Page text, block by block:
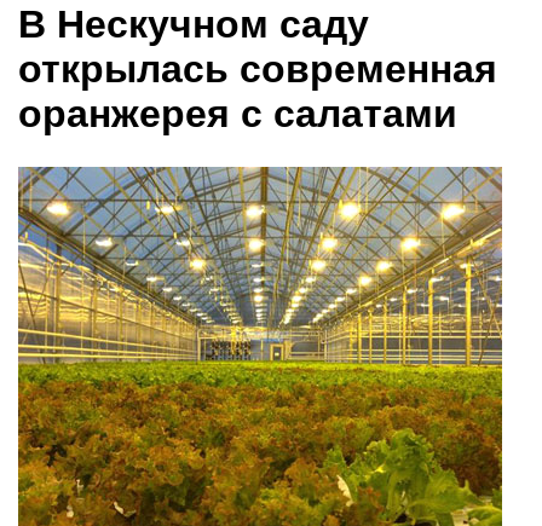
В Нескучном саду
открылась современная
оранжерея с салатами